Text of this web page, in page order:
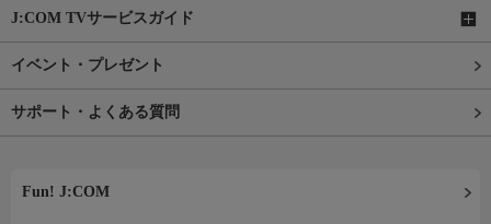
J:COM TVサービスガイド
イベント・プレゼント
サポート・よくある質問
Fun! J:COM